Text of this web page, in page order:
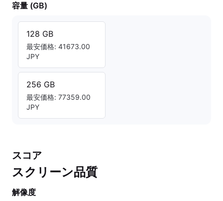
容量 (GB)
128 GB
最安価格: 41673.00
JPY
256 GB
最安価格: 77359.00
JPY
スコア
スクリーン品質
解像度